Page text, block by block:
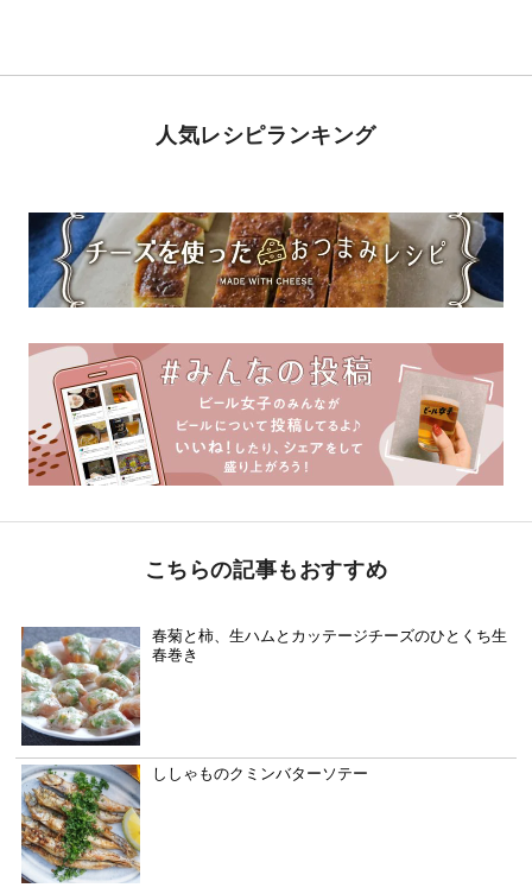
人気レシピランキング
こちらの記事もおすすめ
春菊と柿、生ハムとカッテージチーズのひとくち生
春巻き
ししゃものクミンバターソテー